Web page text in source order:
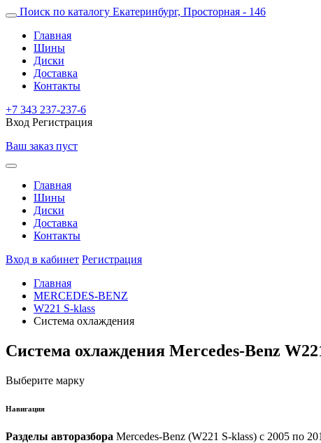
Поиск по каталогу Екатеринбург, Просторная - 146
Главная
Шины
Диски
Доставка
Контакты
+7 343 237-237-6
Вход Регистрация
Ваш заказ пуст
Главная
Шины
Диски
Доставка
Контакты
Вход в кабинет Регистрация
Главная
MERCEDES-BENZ
W221 S-klass
Система охлаждения
Система охлаждения Mercedes-Benz
Выберите марку
Навигация
Разделы авторазбора Mercedes-Benz (W221 S-klass) с 2005 по